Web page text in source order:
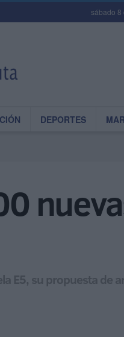
sábado
DEPORTES
E5, su propuesta de